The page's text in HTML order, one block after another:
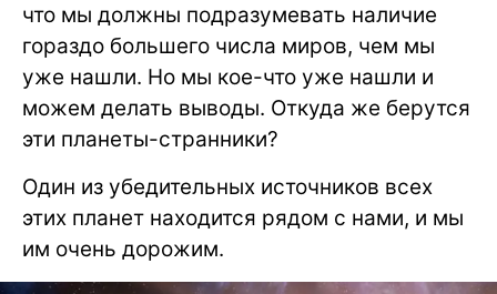
что мы должны подразумевать наличие
гораздо большего числа миров, чем мы
уже нашли. Но мы кое-что уже нашли и
можем делать выводы. Откуда же берутся
эти планеты-странники?
Один из убедительных источников всех
этих планет находится рядом с нами, и мы
им очень дорожим.